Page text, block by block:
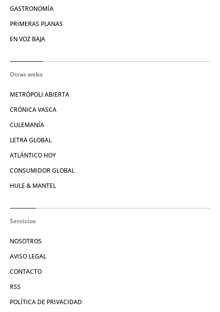
GASTRONOMÍA
PRIMERAS PLANAS
EN VOZ BAJA
Otras webs
METRÓPOLI ABIERTA
CRÓNICA VASCA
CULEMANÍA
LETRA GLOBAL
ATLÁNTICO HOY
CONSUMIDOR GLOBAL
HULE & MANTEL
Servicios
NOSOTROS
AVISO LEGAL
CONTACTO
RSS
POLÍTICA DE PRIVACIDAD